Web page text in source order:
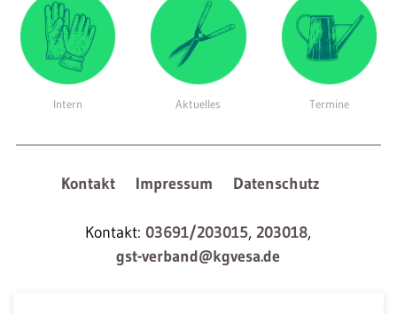
Intern Aktuelles Termine
Kontakt Impressum Datenschutz
Kontakt:03691/203015,203018,
gst-verband@kgvesa.de